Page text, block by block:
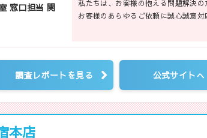
窓口担当 関
私たちは、お客様の抱える問題解決の
お客様のあらゆるご依頼に誠心誠意対
調査レポートを見る 公式サイトへ
本店